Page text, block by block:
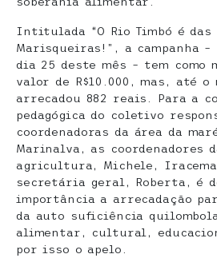
Intitulada “O Rio Timbó é das
Marisqueiras!”, a campanha –
dia 25 deste mês – tem como
valor de R$10.000, mas, até o
arrecadou 882 reais. Para a
pedagógica do coletivo
coordenadoras da área da
Marinalva, as coordenadores
agricultura, Michele, Iracema
secretária geral, Roberta, é
importância a arrecadação
da auto suficiência
alimentar, cultural,
por isso o apelo.